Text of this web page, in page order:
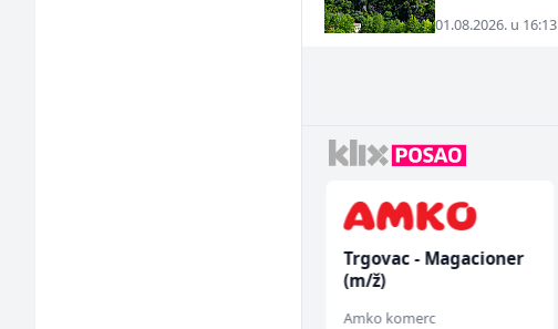
01.08.2026. u 16:13
Trgovac - Magacioner
(m/ž)
Amko komerc